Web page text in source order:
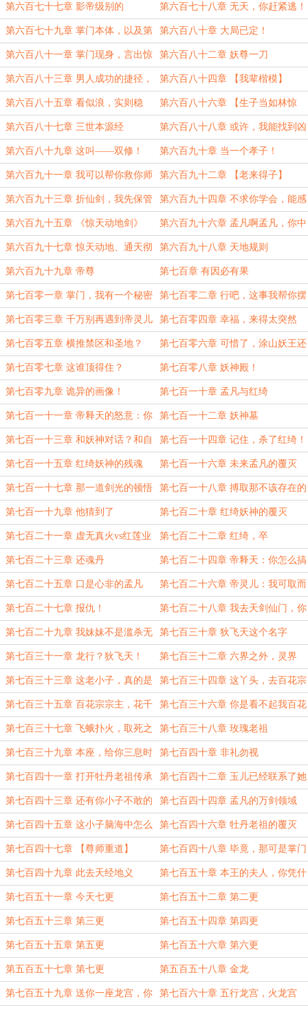
道
第六百七十七章 影帝级别的 第六百七十八章 无天，你赶紧逃！
第六百七十九章 掌门本体，以及第
四身
第六百八十章 大局已定！
第六百八十一章 掌门现身，言出惊
人
第六百八十二章 妖尊一刀
第六百八十三章 男人成功的捷径，
吃软饭
第六百八十四章 【我辈楷模】
第六百八十五章 看似浪，实则稳 第六百八十六章 【生子当如林惊
鸿】
第六百八十七章 三世本源经 第六百八十八章 或许，我能找到凶
手
第六百八十九章 这叫——双修！ 第六百九十章 当一个孝子！
第六百九十一章 我可以帮你救你师
父
第六百九十二章 【老来得子】
第六百九十三章 折仙剑，我先保管 第六百九十四章 不求你学会，能感
悟一点就行
第六百九十五章 《惊天动地剑》 第六百九十六章 孟凡啊孟凡，你中
计了
第六百九十七章 惊天动地、通天彻
地
第六百九十八章 天地规则
第六百九十九章 帝尊 第七百章 有因必有果
第七百零一章 掌门，我有一个秘密 第七百零二章 行吧，这事我帮你摆
平
第七百零三章 千万别再遇到帝灵儿 第七百零四章 幸福，来得太突然
第七百零五章 横推禁区和圣地？ 第七百零六章 可惜了，涂山妖王还
没杀
第七百零七章 这谁顶得住？ 第七百零八章 妖神殿！
第七百零九章 诡异的画像！ 第七百一十章 孟凡与红绮
第七百一十一章 帝释天的怒意：你
喊她什么？
第七百一十二章 妖神墓
第七百一十三章 和妖神对话？和自
己对话？
第七百一十四章 记住，杀了红绮！
第七百一十五章 红绮妖神的残魂 第七百一十六章 未来孟凡的覆灭
第七百一十七章 那一道剑光的顿悟 第七百一十八章 搏取那不该存在的
生机
第七百一十九章 他猜到了 第七百二十章 红绮妖神的覆灭
第七百二十一章 虚无真火vs红莲业
火
第七百二十二章 红绮，卒
第七百二十三章 还魂丹 第七百二十四章 帝释天：你怎么搞
成了这样
第七百二十五章 口是心非的孟凡 第七百二十六章 帝灵儿：我可取而
代之！
第七百二十七章 报仇！ 第七百二十八章 我去天剑仙门，你
们随意
第七百二十九章 我妹妹不是滥杀无
辜的妖
第七百三十章 狄飞天这个名字
第七百三十一章 龙行？狄飞天！ 第七百三十二章 六界之外，灵界
第七百三十三章 这老小子，真的是
畜生啊
第七百三十四章 这丫头，去百花宗
了
第七百三十五章 百花宗宗主，花千
雪
第七百三十六章 你是看不起我百花
宗？是！
第七百三十七章 飞蛾扑火，取死之
道
第七百三十八章 玫瑰老祖
第七百三十九章 本座，给你三息时
间
第七百四十章 非礼勿视
第七百四十一章 打开牡丹老祖传承
地
第七百四十二章 玉儿已经联系了她
父亲
第七百四十三章 还有你小子不敢的
事？
第七百四十四章 孟凡的万剑领域
第七百四十五章 这小子脑海中怎么
有个和尚？
第七百四十六章 牡丹老祖的覆灭
第七百四十七章 【尊师重道】 第七百四十八章 毕竟，那可是掌门
啊！
第七百四十九章 此去天经地义 第七百五十章 本王的夫人，你凭什
么带走？
第七百五十一章 今天七更 第七百五十二章 第二更
第七百五十三章 第三更 第七百五十四章 第四更
第七百五十五章 第五更 第七百五十六章 第六更
第五百五十七章 第七更 第五百五十八章 金龙
第七百五十九章 送你一座龙宫，你 第七百六十章 五行龙宫，火龙宫